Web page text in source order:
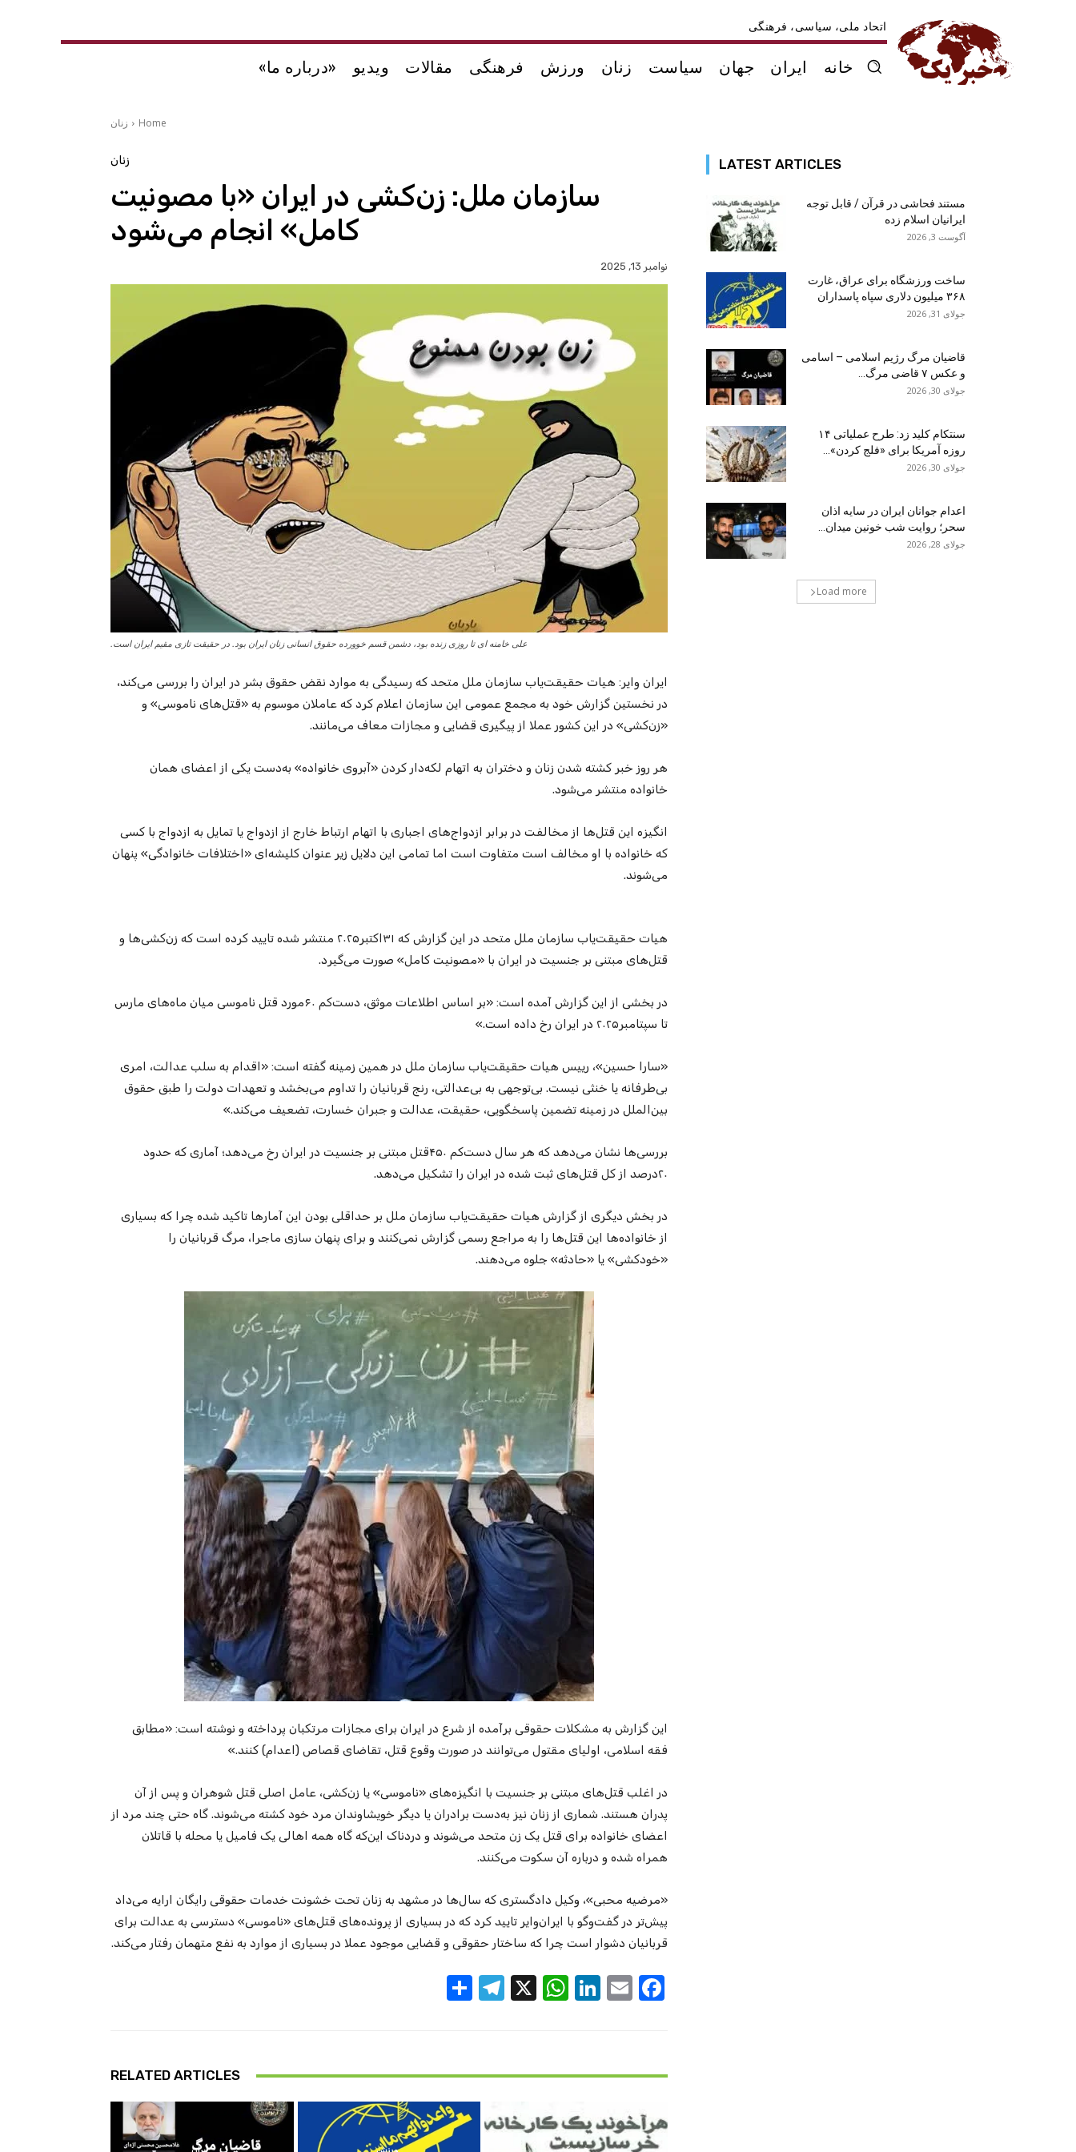
اتحاد ملی، سیاسی، فرهنگی
خانه ایران جهان سیاست زنان ورزش فرهنگی مقالات ویدیو «درباره ما»
Home زنان
زنان
سازمان ملل: زن‌کشی در ایران «با مصونیت
کامل» انجام می‌شود
نوامبر 13, 2025
علی خامنه ای تا روزی زنده بود، دشمن قسم خوورده حقوق انسانی زنان ایران بود. در حقیقت تازی مقیم ایران است.
ایران وایر: هیات حقیقت‌‌یاب سازمان ملل متحد که رسیدگی به موارد نقض حقوق بشر در ایران را بررسی می‌کند،
در نخستین گزارش خود به مجمع عمومی این سازمان اعلام کرد که عاملان موسوم به «قتل‌های ناموسی» و
«زن‌کشی» در این کشور عملا از پیگیری قضایی و مجازات معاف می‌مانند.
هر روز خبر کشته شدن زنان و دختران به اتهام لکه‌‌دار کردن «آبروی خانواده» به‌دست یکی از اعضای همان
خانواده منتشر می‌شود.
انگیزه این قتل‌ها از مخالفت در برابر ازدواج‌های اجباری با اتهام ارتباط خارج از ازدواج یا تمایل به ازدواج با کسی
که خانواده با او مخالف است متفاوت است اما تمامی این دلایل زیر عنوان کلیشه‌ای «اختلافات خانوادگی» پنهان
می‌شوند.
هیات حقیقت‌یاب سازمان ملل متحد در این گزارش که ۳۱اکتبر۲۰۲۵ منتشر شده تایید کرده است که زن‌کشی‌ها و
قتل‌های مبتنی بر جنسیت در ایران با «مصونیت کامل» صورت می‌گیرد.
در بخشی از این گزارش آمده است: «بر اساس اطلاعات موثق، دست‌‌کم ۶۰مورد قتل ناموسی میان ماه‌های مارس
تا سپتامبر۲۰۲۵ در ایران رخ داده است.»
«سارا حسین»، رییس هیات حقیقت‌یاب سازمان ملل در همین زمینه گفته است: «اقدام به سلب عدالت، امری
بی‌طرفانه یا خنثی نیست. بی‌توجهی به بی‌عدالتی، رنج قربانیان را تداوم می‌بخشد و تعهدات دولت را طبق حقوق
بین‌الملل در زمینه تضمین پاسخگویی، حقیقت، عدالت و جبران خسارت، تضعیف می‌کند.»
بررسی‌ها نشان می‌دهد که هر سال دست‌کم ۴۵۰قتل مبتنی بر جنسیت در ایران رخ می‌دهد؛ آماری که حدود
۲۰درصد از کل قتل‌های ثبت‌ شده در ایران را تشکیل می‌دهد.
در بخش دیگری از گزارش هیات حقیقت‌یاب سازمان ملل بر حداقلی بودن این آمارها تاکید شده چرا که بسیاری
از خانواده‌ها این قتل‌ها را به مراجع رسمی گزارش نمی‌کنند و برای پنهان‌ سازى ماجرا، مرگ قربانیان را
«خودکشی» یا «حادثه» جلوه می‌دهند.
این گزارش به مشکلات حقوقی برآمده از شرع در ایران برای مجازات مرتکبان پرداخته و نوشته است: «مطابق
فقه اسلامی، اولیای مقتول می‌توانند در صورت وقوع قتل، تقاضای قصاص (اعدام) کنند.»
در اغلب قتل‌های مبتنی بر جنسیت با انگیزه‌های «ناموسی» یا زن‌کشی، عامل اصلی قتل شوهران و پس از آن
پدران هستند. شماری از زنان نیز به‌دست برادران یا دیگر خویشاوندان مرد خود کشته می‌شوند. گاه حتی چند مرد از
اعضای خانواده برای قتل یک زن متحد می‌شوند و دردناک این‌که گاه همه اهالی یک فامیل یا محله با قاتلان
همراه شده و درباره آن سکوت می‌کنند.
«مرضیه محبی»، وکیل دادگستری که سال‌ها در مشهد به زنان تحت خشونت خدمات حقوقی رایگان ارایه می‌داد
پیش‌تر در گفت‌وگو با ایران‌وایر تایید کرد که در بسیاری از پرونده‌های قتل‌های «ناموسی» دسترسی به عدالت برای
قربانیان دشوار است چرا که ساختار حقوقی و قضایی موجود عملا در بسیاری از موارد به نفع متهمان رفتار می‌کند.
F
o
o
E
Li
n
W
p
p
X
T
m
RELATED ARTICLES
LATEST ARTICLES
مستند فحاشی در قرآن / قابل توجه
ایرانیان اسلام زده
آگوست 3, 2026
ساخت ورزشگاه برای عراق، غارت
۳۶۸ میلیون دلاری سپاه پاسداران
جولای 31, 2026
قاضیان مرگ رژیم اسلامی – اسامی
و عکس ۷ قاضی مرگ...
جولای 30, 2026
سنتکام کلید زد: طرح عملیاتی ۱۴
روزه آمریکا برای «فلج کردن»...
جولای 30, 2026
اعدام جوانان ایران در سایه اذان
سحر؛ روایت شب خونین میدان...
جولای 28, 2026
Load more